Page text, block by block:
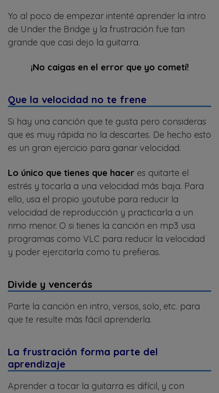
Yo al poco de empezar intenté aprender la intro
de Under the Bridge y la frustración fue tan
grande que casi dejo la guitarra.
¡No caigas en el error que yo cometí!
Que la velocidad no te frene
Si hay una canción que te gusta pero consideras
que es muy rápida no la descartes. De hecho esto
es un gran ejercicio para ganar velocidad.
Lo único que tienes que hacer es quitarte el
estrés y tocarla a una velocidad más baja. Para
ello, usa el propio youtube para reducir la
velocidad de reproducción y practicarla a un
rimo menor. O si tienes la canción en mp3 usa
programas como VLC para reducir la velocidad
y poder ejercitarla como tu prefieras.
Divide y vencerás
Parte la canción en intro, versos, solo, etc. para
que te resulte más fácil aprenderla.
La frustración forma parte del
aprendizaje
Aprender a tocar la guitarra es difícil, y con